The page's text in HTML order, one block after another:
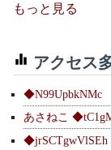
もっと見る
アクセス
◆N99UpbkNMc
あさねこ
◆jrSCTgwVlSEh